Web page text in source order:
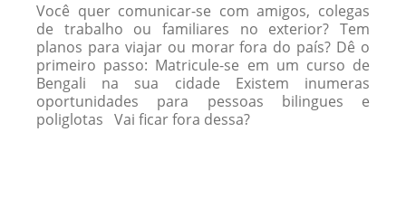
Você quer comunicar-se com amigos, colegas
de trabalho ou familiares no exterior? Tem
planos para viajar ou morar fora do país? Dê o
primeiro passo: Matricule-se em um curso de
Bengali na sua cidade Existem inumeras
oportunidades para pessoas bilingues e
poliglotas Vai ficar fora dessa?